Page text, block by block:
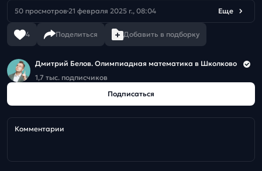
50 просмотров 21 февраля 2025 г., 08:04 Еще
4 Поделиться Добавить в подборку
Дмитрий Белов. Олимпиадная математика в Школково
1,7 тыс. подписчиков
Подписаться
Комментарии